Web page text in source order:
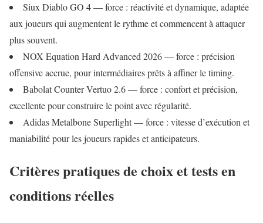
Siux Diablo GO 4 — force : réactivité et dynamique, adaptée
aux joueurs qui augmentent le rythme et commencent à attaquer
plus souvent.
NOX Equation Hard Advanced 2026 — force : précision
offensive accrue, pour intermédiaires prêts à affiner le timing.
Babolat Counter Vertuo 2.6 — force : confort et précision,
excellente pour construire le point avec régularité.
Adidas Metalbone Superlight — force : vitesse d’exécution et
maniabilité pour les joueurs rapides et anticipateurs.
Critères pratiques de choix et tests en
conditions réelles